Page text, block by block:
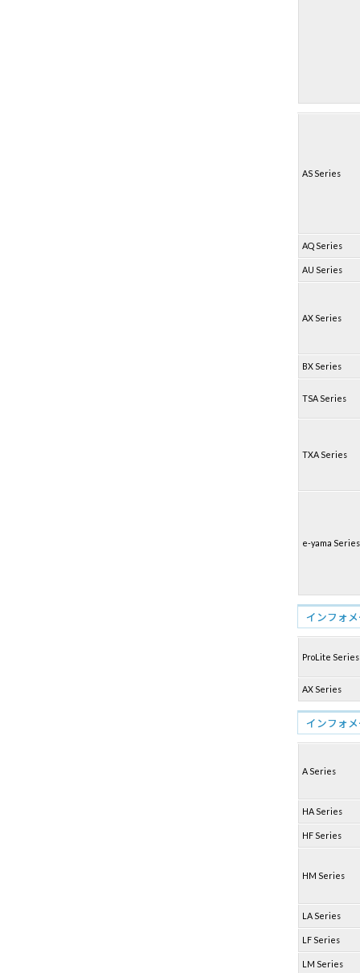
AS Series
AQ Series
AU Series
AX Series
BX Series
TSA Series
TXA Series
e-yama Series
インフォ
ProLite Series
AX Series
インフォ
A Series
HA Series
HF Series
HM Series
LA Series
LF Series
LM Series